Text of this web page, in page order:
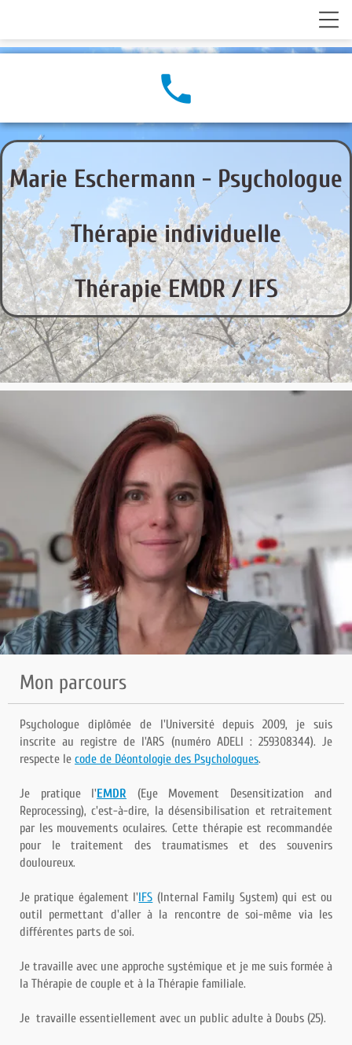
local_phone
Marie Eschermann - Psychologue
Thérapie individuelle
Thérapie EMDR / IFS
Mon parcours
Psychologue diplômée de l'Université depuis 2009, je suis
inscrite au registre de l'ARS (numéro ADELI : 259308344). Je
respecte le code de Déontologie des Psychologues.
Je pratique l'EMDR (Eye Movement Desensitization and
Reprocessing), c'est-à-dire, la désensibilisation et retraitement
par les mouvements oculaires. Cette thérapie est recommandée
pour le traitement des traumatismes et des souvenirs
douloureux.
Je pratique également l'IFS (Internal Family System) qui est ou
outil permettant d'aller à la rencontre de soi-même via les
différentes parts de soi.
Je travaille avec une approche systémique et je me suis formée à
la Thérapie de couple et à la Thérapie familiale.
Je travaille essentiellement avec un public adulte à Doubs (25).